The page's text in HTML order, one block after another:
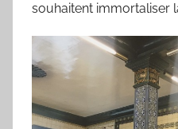
souhaitent immortaliser